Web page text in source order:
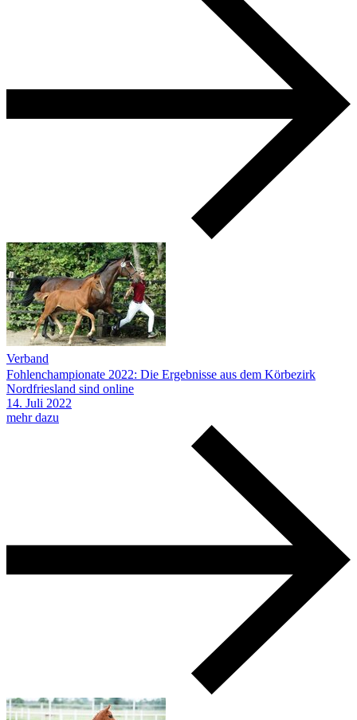
Verband
Fohlenchampionate 2022: Die Ergebnisse aus dem Körbezirk
Nordfriesland sind online
14. Juli 2022
mehr dazu